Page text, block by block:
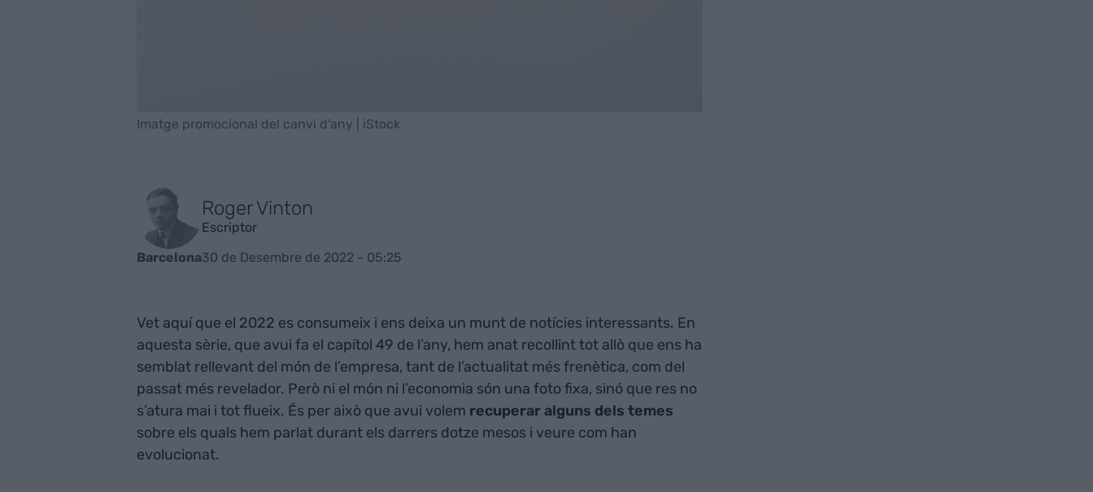
Imatge promocional del canvi d'any | iStock
Roger Vinton
Escriptor
Barcelona30 de Desembre de 2022 - 05:25
Vet aquí que el 2022 es consumeix i ens deixa un munt de notícies interessants. En
aquesta sèrie, que avui fa el capítol 49 de l’any, hem anat recollint tot allò que ens ha
semblat rellevant del món de l’empresa, tant de l’actualitat més frenètica, com del
passat més revelador. Però ni el món ni l’economia són una foto fixa, sinó que res no
s’atura mai i tot flueix. És per això que avui volem recuperar alguns dels temes
sobre els quals hem parlat durant els darrers dotze mesos i veure com han
evolucionat.